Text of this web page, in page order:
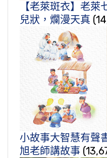
【老萊斑衣】老
兒狀，爛漫天真
小故事大智慧有聲
旭老師講故事